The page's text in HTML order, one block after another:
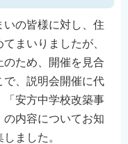
の皆様に対し、住
まいりましたが、
ため、開催を見合
で、説明会開催に代
「安方中学校改築事
内容についてお知
しました。